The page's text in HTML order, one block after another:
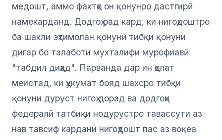
медошт, аммо фактҳо он қонунро дастгирӣ
намекарданд. Додгоҳ рад кард, ки нигоҳдоштро
ба шакли эҳтимолан қонунӣ тибқи қонуни
дигар бо талаботи мухталифи мурофиавӣ
"табдил диҳад". Парванда дар ин ҳолат
меистад, ки ҳукумат бояд шахсро тибқи
қонуни дуруст нигоҳ дорад ва додгоҳи
федералӣ татбиқи нодурустро тавассути аз
нав тавсиф кардани нигоҳдошт пас аз воқеа